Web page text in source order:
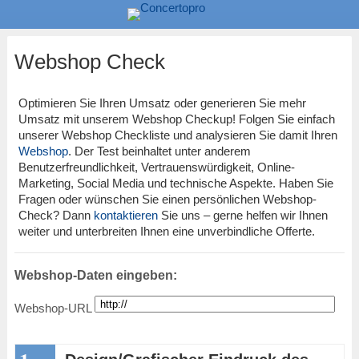
Webshop Check
Optimieren Sie Ihren Umsatz oder generieren Sie mehr
Umsatz mit unserem Webshop Checkup! Folgen Sie einfach
unserer Webshop Checkliste und analysieren Sie damit Ihren
Webshop. Der Test beinhaltet unter anderem
Benutzerfreundlichkeit, Vertrauenswürdigkeit, Online-
Marketing, Social Media und technische Aspekte. Haben Sie
Fragen oder wünschen Sie einen persönlichen Webshop-
Check? Dann kontaktieren Sie uns – gerne helfen wir Ihnen
weiter und unterbreiten Ihnen eine unverbindliche Offerte.
Webshop-Daten eingeben:
Webshop-URL